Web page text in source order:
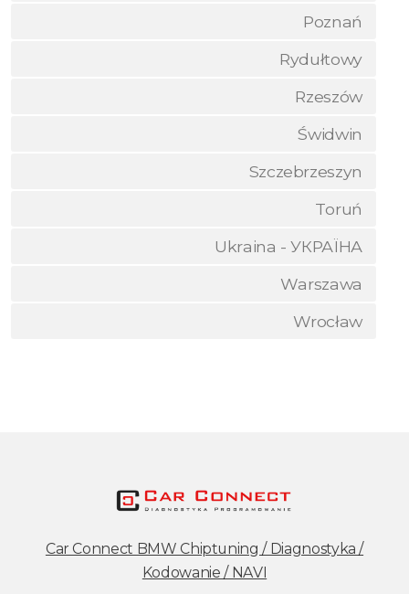
Poznań
Rydułtowy
Rzeszów
Świdwin
Szczebrzeszyn
Toruń
Ukraina - УКРАЇНА
Warszawa
Wrocław
Car Connect BMW Chiptuning / Diagnostyka /
Kodowanie / NAVI